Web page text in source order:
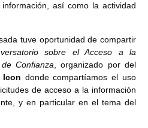
así como la actividad
tuve oportunidad de compartir
sobre el Acceso a la
Confianza , organizado por del
Icon donde compartíamos el uso
de acceso a la información
y en particular en el tema del